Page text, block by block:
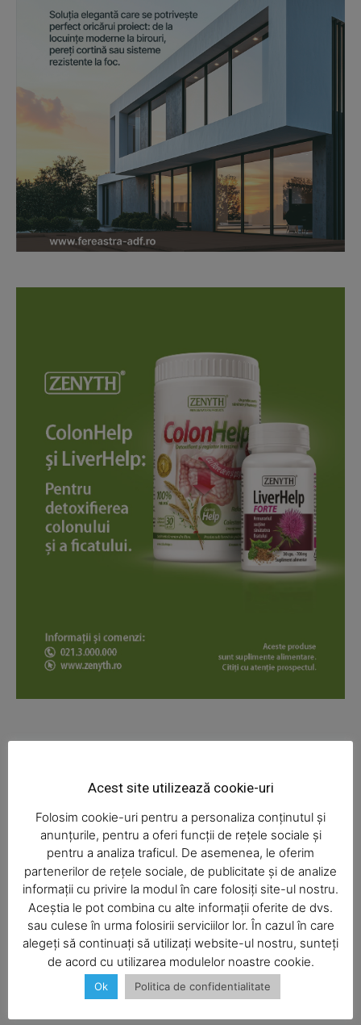
News Week
Magazine PRO
SUBSCRIBE NOW
Company
Acest site utilizează cookie-uri
Folosim cookie-uri pentru a personaliza conținutul și
anunțurile, pentru a oferi funcții de rețele sociale și
pentru a analiza traficul. De asemenea, le oferim
partenerilor de rețele sociale, de publicitate și de analize
informații cu privire la modul în care folosiți site-ul nostru.
Aceștia le pot combina cu alte informații oferite de dvs.
sau culese în urma folosirii serviciilor lor. În cazul în care
alegeți să continuați să utilizați website-ul nostru, sunteți
de acord cu utilizarea modulelor noastre cookie.
Ok Politica de confidentialitate